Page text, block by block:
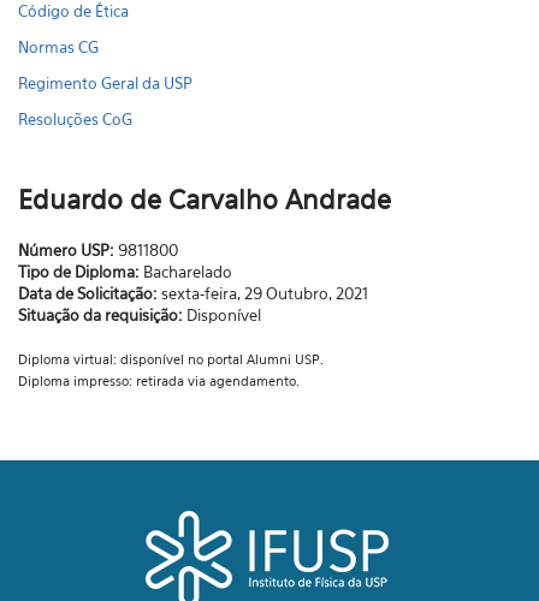
Código de Ética
Normas CG
Regimento Geral da USP
Resoluções CoG
Eduardo de Carvalho Andrade
Número USP: 9811800
Tipo de Diploma: Bacharelado
Data de Solicitação: sexta-feira, 29 Outubro, 2021
Situação da requisição: Disponível
Diploma virtual: disponível no portal Alumni USP.
Diploma impresso: retirada via agendamento.